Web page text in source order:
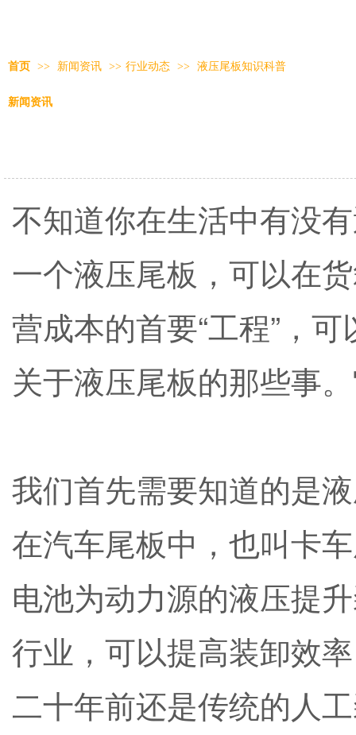
首页 >> 新闻资讯 >> 行业动态 >> 液压尾板知识科普
新闻资讯
不知道你在生活中有没
一个液压尾板，可以在
营成本的首要“工程”，
关于液压尾板的那些事
我们首先需要知道的是
在汽车尾板中，也叫卡
电池为动力源的液压提
行业，可以提高装卸效
二十年前还是传统的人